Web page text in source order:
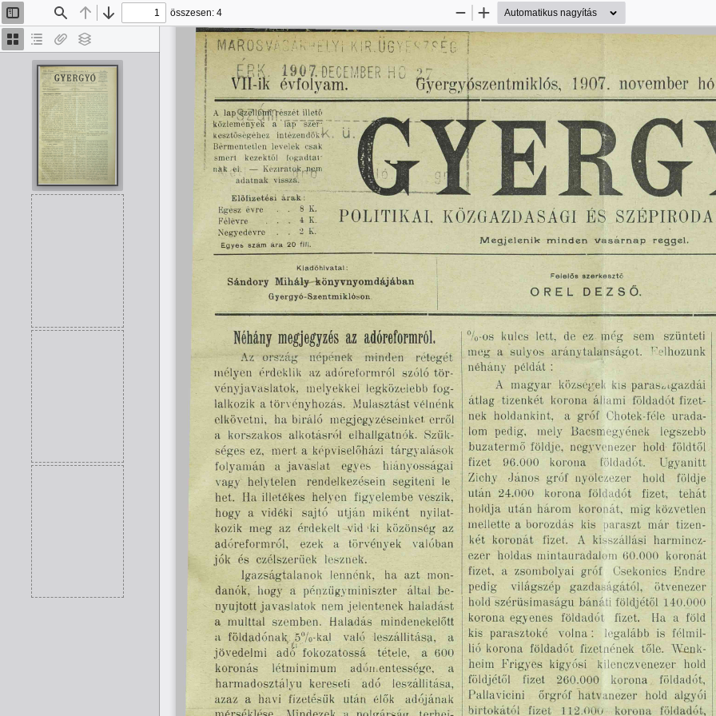
Bélyegképek
Dokumentumvázlat
Van
Rétegek
Oldalsáv
be/ki
KeresésElőzőTovább
összesen: 4
KicsinyítésNagyítás